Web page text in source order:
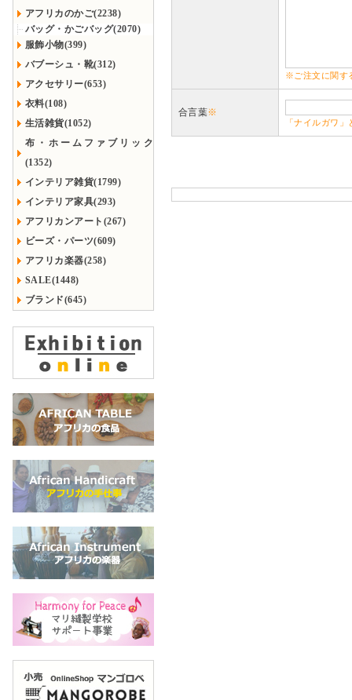
アフリカのかご(2238)
バッグ・かごバッグ(2070)
服飾小物(399)
バブーシュ・靴(312)
アクセサリー(653)
衣料(108)
生活雑貨(1052)
布・ホームファブリック
(1352)
インテリア雑貨(1799)
インテリア家具(293)
アフリカンアート(267)
ビーズ・パーツ(609)
アフリカ楽器(258)
SALE(1448)
ブランド(645)
※ご注文に関す
合言葉※
「ナイルガワ